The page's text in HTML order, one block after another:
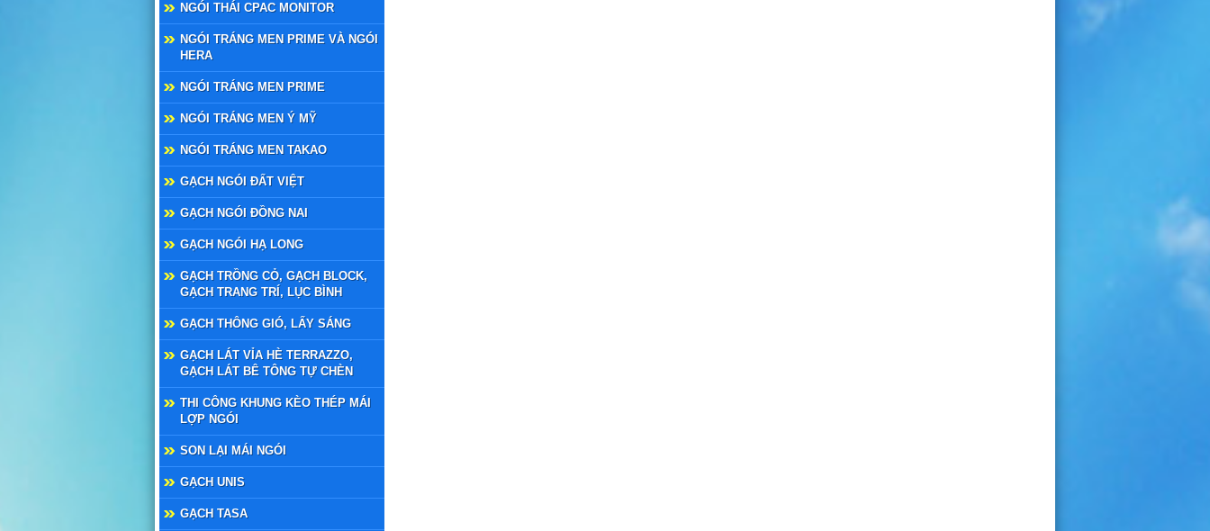
NGÓI THÁI CPAC MONITOR
NGÓI TRÁNG MEN PRIME VÀ NGÓI
HERA
NGÓI TRÁNG MEN PRIME
NGÓI TRÁNG MEN Ý MỸ
NGÓI TRÁNG MEN TAKAO
GẠCH NGÓI ĐẤT VIỆT
GẠCH NGÓI ĐỒNG NAI
GẠCH NGÓI HẠ LONG
GẠCH TRỒNG CỎ, GẠCH BLOCK,
GẠCH TRANG TRÍ, LỤC BÌNH
GẠCH THÔNG GIÓ, LẤY SÁNG
GẠCH LÁT VỈA HÈ TERRAZZO,
GẠCH LÁT BÊ TÔNG TỰ CHÈN
THI CÔNG KHUNG KÈO THÉP MÁI
LỢP NGÓI
SON LẠI MÁI NGÓI
GẠCH UNIS
GẠCH TASA